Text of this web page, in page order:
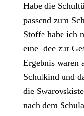
Habe die
passend zum
Stoffe habe ich
eine Idee zur
Ergebnis waren
Schulkind und
die
nach dem